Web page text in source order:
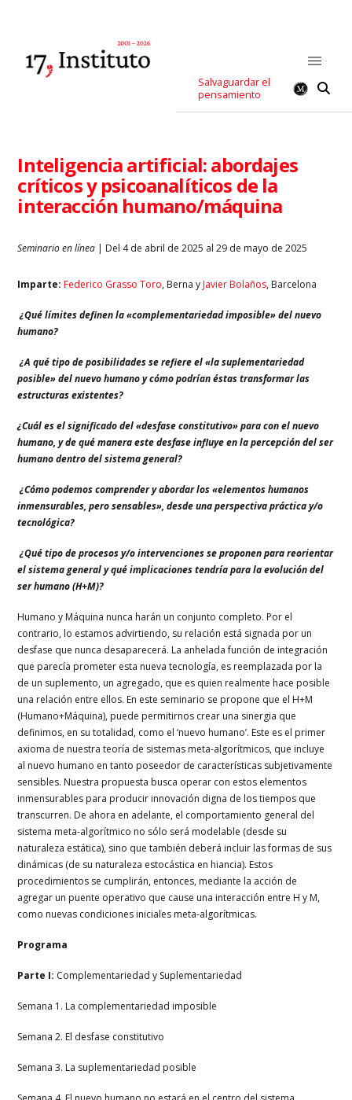
Salvaguardar el
pensamiento
Inteligencia artificial: abordajes
críticos y psicoanalíticos de la
interacción humano/máquina
Seminario en línea | Del 4 de abril de 2025 al 29 de mayo de 2025
Imparte:Federico Grasso Toro, BernayJavier Bolaños, Barcelona
¿Qué límites definen la «complementariedad imposible» del nuevo
humano?
¿A qué tipo de posibilidades se refiere el «la suplementariedad
posible» del nuevo humano y cómo podrían éstas transformar las
estructuras existentes?
¿Cuál es el significado del «desfase constitutivo» para con el nuevo
humano, y de qué manera este desfase influye en la percepción del ser
humano dentro del sistema general?
¿Cómo podemos comprender y abordar los «elementos humanos
inmensurables, pero sensables», desde una perspectiva práctica y/o
tecnológica?
¿Qué tipo de procesos y/o intervenciones se proponen para reorientar
el sistema general y qué implicaciones tendría para la evolución del
ser humano (H+M)?
Humano y Máquina nunca harán un conjunto completo. Por el
contrario, lo estamos advirtiendo, su relación está signada por un
desfase que nunca desaparecerá. La anhelada función de integración
que parecía prometer esta nueva tecnología, es reemplazada por la
de un suplemento, un agregado, que es quien realmente hace posible
una relación entre ellos. En este seminario se propone que el H+M
(Humano+Máquina), puede permitirnos crear una sinergia que
definimos, en su totalidad, como el ‘nuevo humano’. Este es el primer
axioma de nuestra teoría de sistemas meta-algorítmicos, que incluye
al nuevo humano en tanto poseedor de características subjetivamente
sensibles. Nuestra propuesta busca operar con estos elementos
inmensurables para producir innovación digna de los tiempos que
transcurren. De ahora en adelante, el comportamiento general del
sistema meta-algorítmico no sólo será modelable (desde su
naturaleza estática), sino que también deberá incluir las formas de sus
dinámicas (de su naturaleza estocástica en hiancia). Estos
procedimientos se cumplirán, entonces, mediante la acción de
agregar un puente operativo que cause una interacción entre H y M,
como nuevas condiciones iniciales meta-algorítmicas.
Programa
Parte I: Complementariedad y Suplementariedad
Semana 1. La complementariedad imposible
Semana 2. El desfase constitutivo
Semana 3. La suplementariedad posible